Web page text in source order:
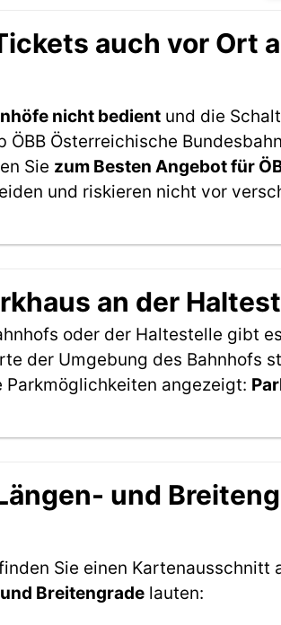
auch vor
nicht bedient und die
ÖBB Österreichische
Sie zum Besten Angebot für
und riskieren nicht vor
an der
oder der Haltestelle gibt
der Umgebung des Bahnhofs
Parkmöglichkeiten angezeigt:
und
Sie einen
Breitengrade lauten: